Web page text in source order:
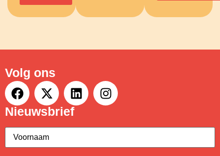
Volg ons
Nieuwsbrief
Voornaam(Vereist)